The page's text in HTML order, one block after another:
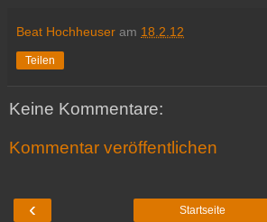
Beat Hochheuser am 18.2.12
Teilen
Keine Kommentare:
Kommentar veröffentlichen
‹ Startseite